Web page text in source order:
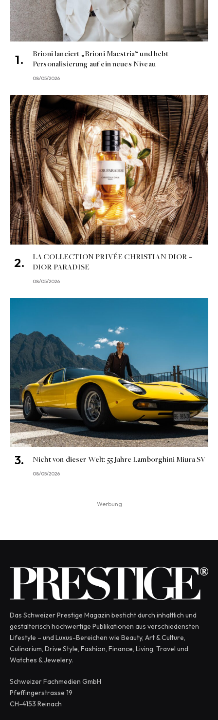
Brioni lanciert „Brioni Maestria“ und hebt
Personalisierung auf ein neues Niveau
08/05/2026
LA COLLECTION PRIVÉE CHRISTIAN DIOR –
DIOR PARADISE
08/05/2026
Nicht von dieser Welt: 55 Jahre Lamborghini Miura SV
08/05/2026
Werbung
Das Schweizer Prestige Magazin besticht durch inhaltlich und
gestalterisch hochwertige Publikationen aus verschiedensten
Lifestyle – und Luxus-Bereichen wie Beauty, Art & Culture,
Culinarium, Drive Style, Fashion, Finance, Living, Travel und
Watches & Jewelery.
Schweizer Fachmedien GmbH
Pfeffingerstrasse 19
CH-4153 Reinach